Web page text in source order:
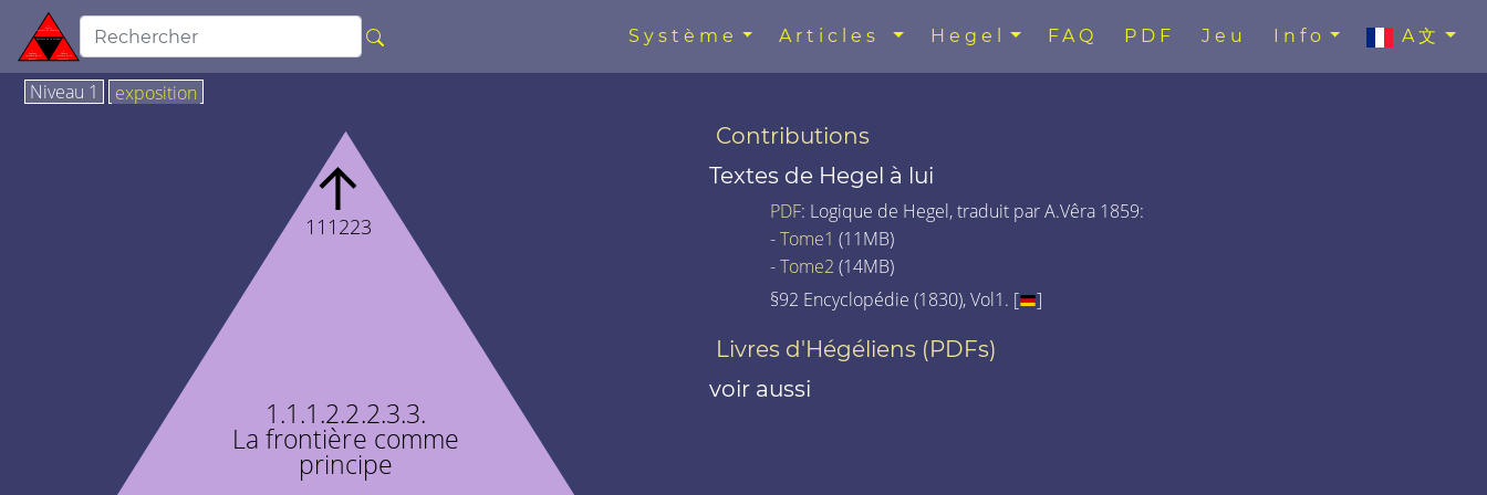
Système Articles Hegel FAQ PDF Jeu Info A文
Niveau 1 exposition
1.1.1.2.2.2.3.3.
La frontière comme
principe
↑
111223
Contributions
Textes de Hegel à lui
PDF: Logique de Hegel, traduit par A.Vêra 1859:
-Tome1 (11MB)
-Tome2 (14MB)
§92 Encyclopédie (1830), Vol1. [
]
Livres d'Hégéliens (PDFs)
voir aussi